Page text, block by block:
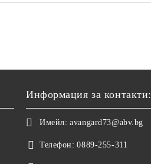
Информация за контакти:
Имейл: avangard73@abv.bg
Телефон: 0889-255-311